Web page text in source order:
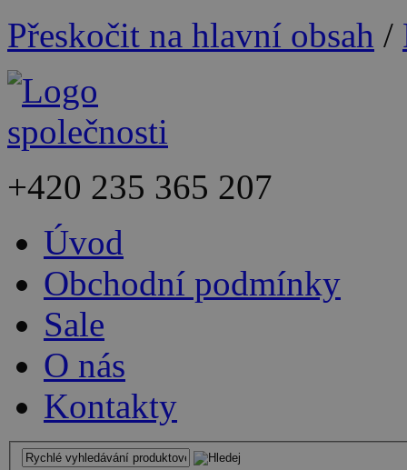
Přeskočit na hlavní obsah /
+420 235 365 207
Úvod
Obchodní podmínky
Sale
O nás
Kontakty